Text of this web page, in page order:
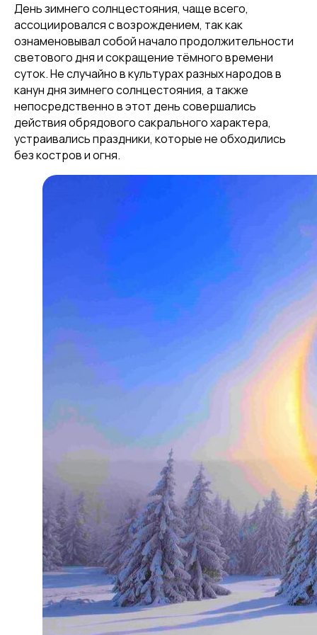
День зимнего солнцестояния, чаще всего,
ассоциировался с возрождением, так как
ознаменовывал собой начало продолжительности
светового дня и сокращение тёмного времени
суток. Не случайно в культурах разных народов в
канун дня зимнего солнцестояния, а также
непосредственно в этот день совершались
действия обрядового сакрального характера,
устраивались праздники, которые не обходились
без костров и огня.